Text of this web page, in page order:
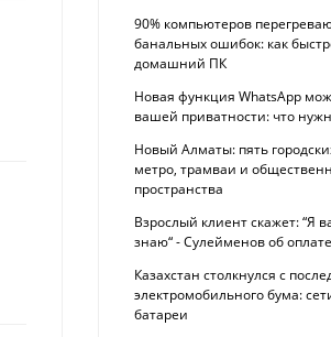
90% компьютеров
банальных ошибок: как
домашний ПК
Новая функция WhatsApp
вашей приватности: что
Новый Алматы: пять
метро, трамваи и
пространства
Взрослый клиент скажет: “Я
знаю“ - Сулейменов об
Казахстан столкнулся с
электромобильного бума:
батареи